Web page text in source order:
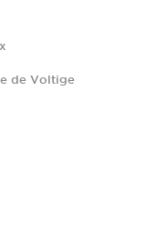
de Voltige